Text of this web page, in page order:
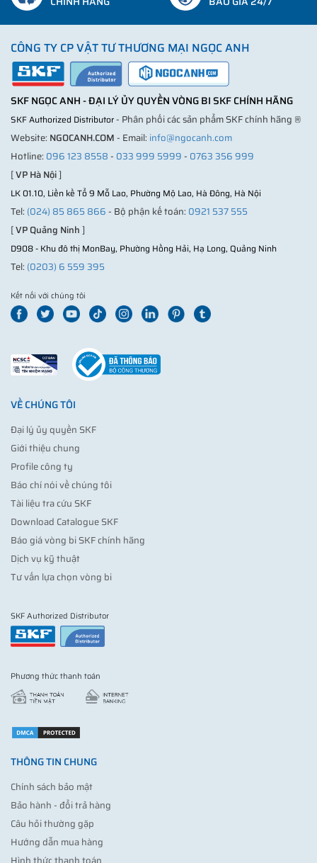
CÔNG TY CP VẬT TƯ THƯƠNG MẠI NGỌC ANH
SKF NGỌC ANH - ĐẠI LÝ ỦY QUYỀN VÒNG BI SKF CHÍNH HÃNG
SKF Authorized Distributor- Phân phối các sản phẩm SKF chính hãng ®
Website: NGOCANH.COM- Email: info@ngocanh.com
Hotline: 096 123 8558- 033 999 5999- 0763 356 999
[VP Hà Nội]
LK 01.10, Liền kề Tổ 9 Mỗ Lao, Phường Mộ Lao, Hà Đông, Hà Nội
Tel: (024) 85 865 866- Bộ phận kế toán: 0921 537 555
[VP Quảng Ninh]
D908 - Khu đô thị MonBay, Phường Hồng Hải, Hạ Long, Quảng Ninh
Tel: (0203) 6 559 395
Kết nối với chúng tôi
VỀ CHÚNG TÔI
Đại lý ủy quyền SKF
Giới thiệu chung
Profile công ty
Báo chí nói về chúng tôi
Tài liệu tra cứu SKF
Download Catalogue SKF
Báo giá vòng bi SKF chính hãng
Dịch vụ kỹ thuật
Tư vấn lựa chọn vòng bi
SKF Authorized Distributor
Phương thức thanh toán
THÔNG TIN CHUNG
Chính sách bảo mật
Bảo hành - đổi trả hàng
Câu hỏi thường gặp
Hướng dẫn mua hàng